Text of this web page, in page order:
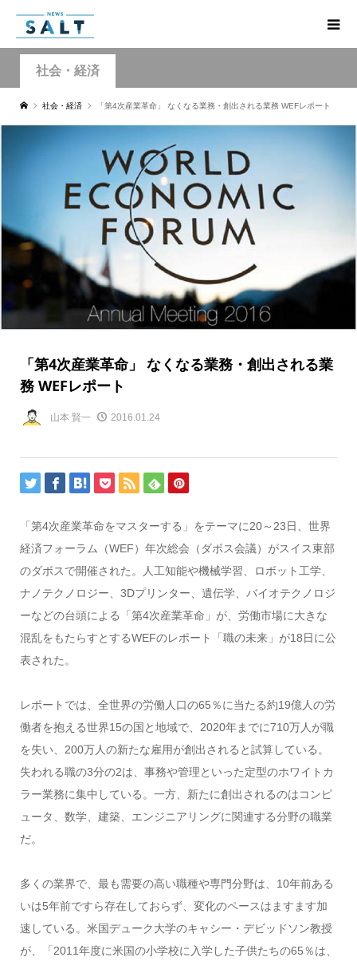
社会・経済
社会・経済 「第4次産業革命」 なくなる業務・創出される業務 WEFレポート
「第4次産業革命」 なくなる業務・創出される業
務 WEFレポート
山本 賢一 2016.01.24
「第4次産業革命をマスターする」をテーマに20～23日、世界
経済フォーラム（WEF）年次総会（ダボス会議）がスイス東部
のダボスで開催された。人工知能や機械学習、ロボット工学、
ナノテクノロジー、3Dプリンター、遺伝学、バイオテクノロジ
ーなどの台頭による「第4次産業革命」が、労働市場に大きな
混乱をもたらすとするWEFのレポート「職の未来」が18日に公
表された。
レポートでは、全世界の労働人口の65％に当たる約19億人の労
働者を抱える世界15の国と地域で、2020年までに710万人が職
を失い、200万人の新たな雇用が創出されると試算している。
失われる職の3分の2は、事務や管理といった定型のホワイトカ
ラー業務に集中している。一方、新たに創出されるのはコンピ
ュータ、数学、建築、エンジニアリングに関連する分野の職業
だ。
多くの業界で、最も需要の高い職種や専門分野は、10年前ある
いは5年前ですら存在しておらず、変化のペースはますます加
速している。米国デューク大学のキャシー・デビッドソン教授
が、「2011年度に米国の小学校に入学した子供たちの65％は、